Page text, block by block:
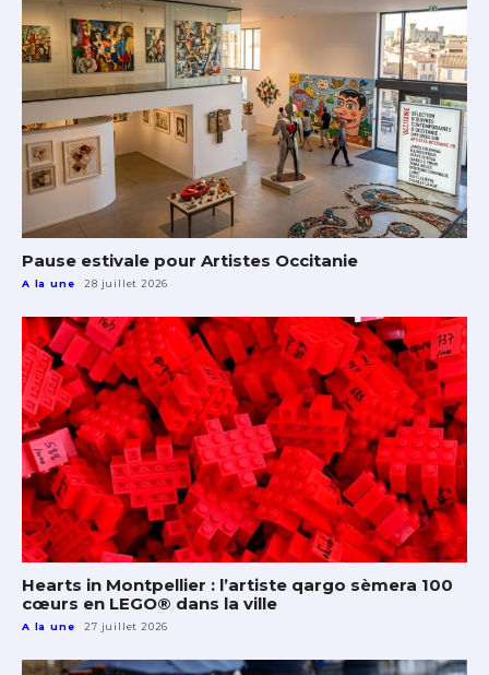
Pause estivale pour Artistes Occitanie
A la une 28 juillet 2026
Hearts in Montpellier : l’artiste qargo sèmera 100
cœurs en LEGO® dans la ville
A la une 27 juillet 2026